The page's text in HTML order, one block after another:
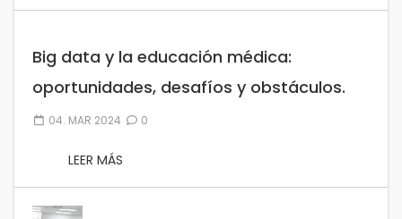
Big data y la educación médica:
oportunidades, desafíos y obstáculos.
04. MAR 2024 0
LEER MÁS